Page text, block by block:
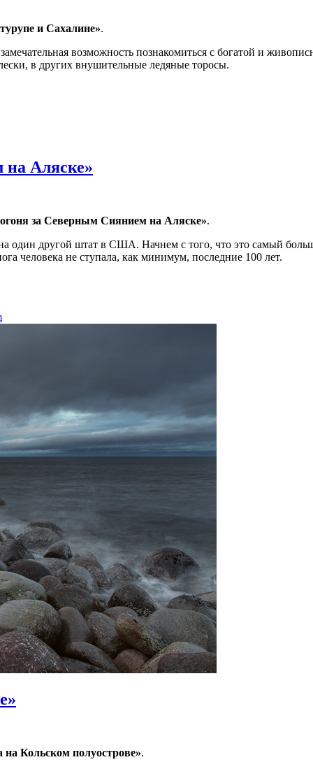
и Сахалине».
возможность познакомиться с богатой и
в других внушительные ледяные торосы.
Аляске»
за Северным Сиянием на Аляске».
один другой штат в США. Начнем с того, что это самый
человека не ступала, как минимум, последние 100 лет.
на Кольском полуострове».